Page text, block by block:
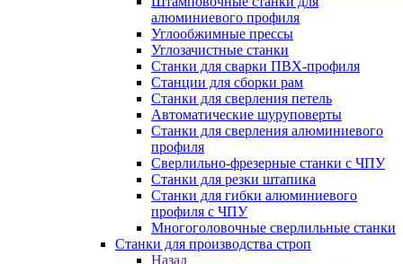
алюминиевого профиля
Углообжимные прессы
Углозачистные станки
Станки для сварки ПВХ-профиля
Станции для сборки рам
Станки для сверления петель
Автоматические шуруповерты
Станки для сверления алюминиевого
профиля
Сверлильно-фрезерные станки с ЧПУ
Станки для резки штапика
Станки для гибки алюминиевого
профиля с ЧПУ
Многоголовочные сверлильные станки
Станки для производства строп
Назад